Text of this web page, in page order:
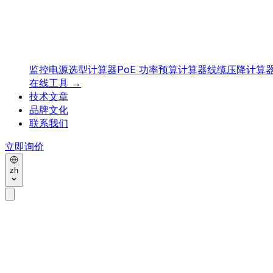
监控电源选型计算器PoE 功率预算计算器线缆压降计算
在线工具 →
技术文章
品牌文化
联系我们
立即询价
zh